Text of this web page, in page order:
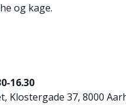
og kage.
16.30
Klostergade 37, 8000